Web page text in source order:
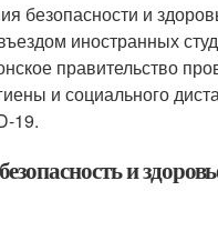
безопасности и
иностранных
правительство
и социального
19.
и